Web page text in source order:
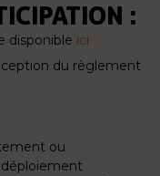
:
disponible ici
du règlement
ou